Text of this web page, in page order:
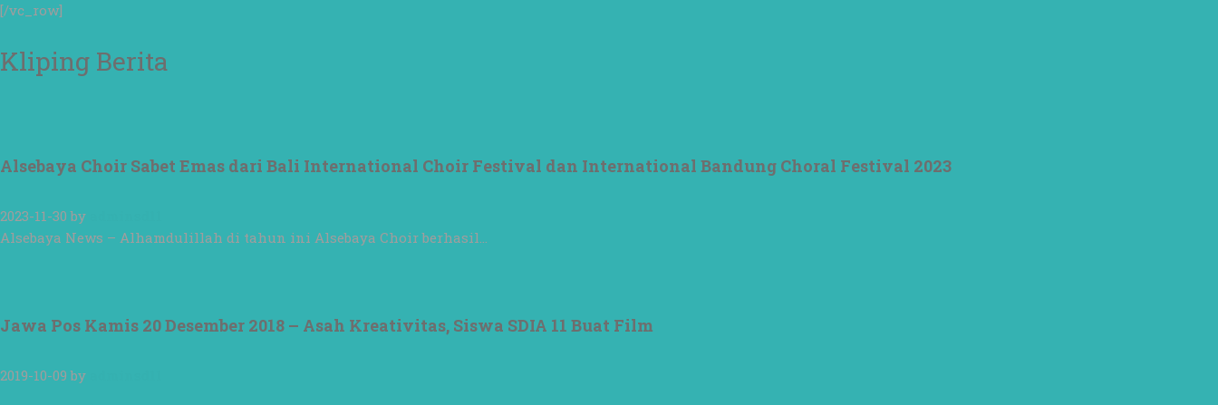
[/vc_row]
Kliping Berita
Alsebaya Choir Sabet Emas dari Bali International Choir Festival dan International Bandung Choral Festival 2023
2023-11-30by
Alsebaya News – Alhamdulillah di tahun ini Alsebaya Choir berhasil…
Jawa Pos Kamis 20 Desember 2018 – Asah Kreativitas, Siswa SDIA 11 Buat Film
2019-10-09by